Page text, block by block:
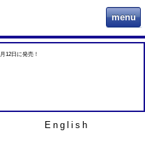
menu
12日に発売！
English